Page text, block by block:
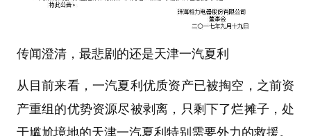
传闻澄清，最悲剧的还是天津一汽夏利
从目前来看，一汽夏利优质资产已被掏空，之前资
产重组的优势资源尽被剥离，只剩下了烂摊子，处
于尴尬境地的天津一汽夏利特别需要外力的救援。